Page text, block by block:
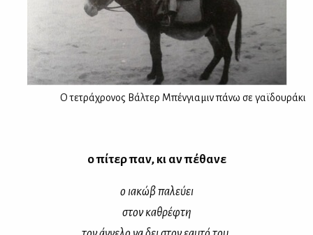
Ο τετράχρονος Βάλτερ Μπένγιαμιν πάνω σε γαϊδουράκι
ο πί­τερ παν, κι αν πέ­θα­νε
ο ια­κώβ πα­λεύ­ει
στον κα­θρέ­φτη